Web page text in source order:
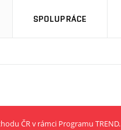
SPOLUPRÁCE
ČR v rámci Programu TREND.